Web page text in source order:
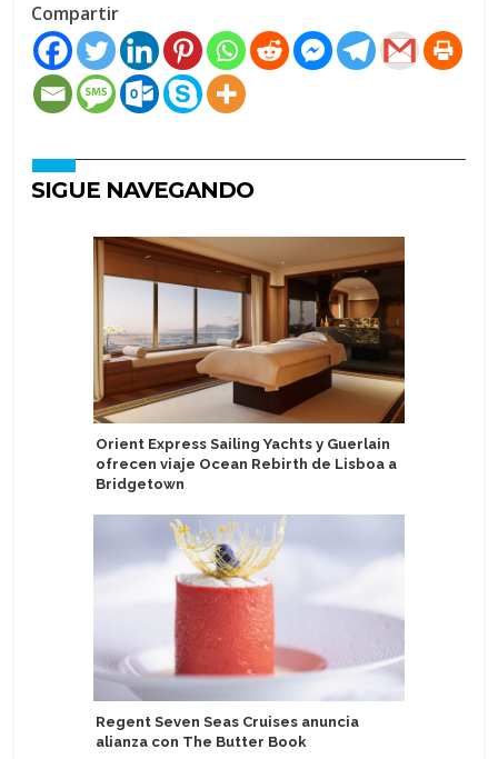
Compartir
SIGUE NAVEGANDO
Orient Express Sailing Yachts y Guerlain
ofrecen viaje Ocean Rebirth de Lisboa a
Bridgetown
Regent Seven Seas Cruises anuncia
alianza con The Butter Book